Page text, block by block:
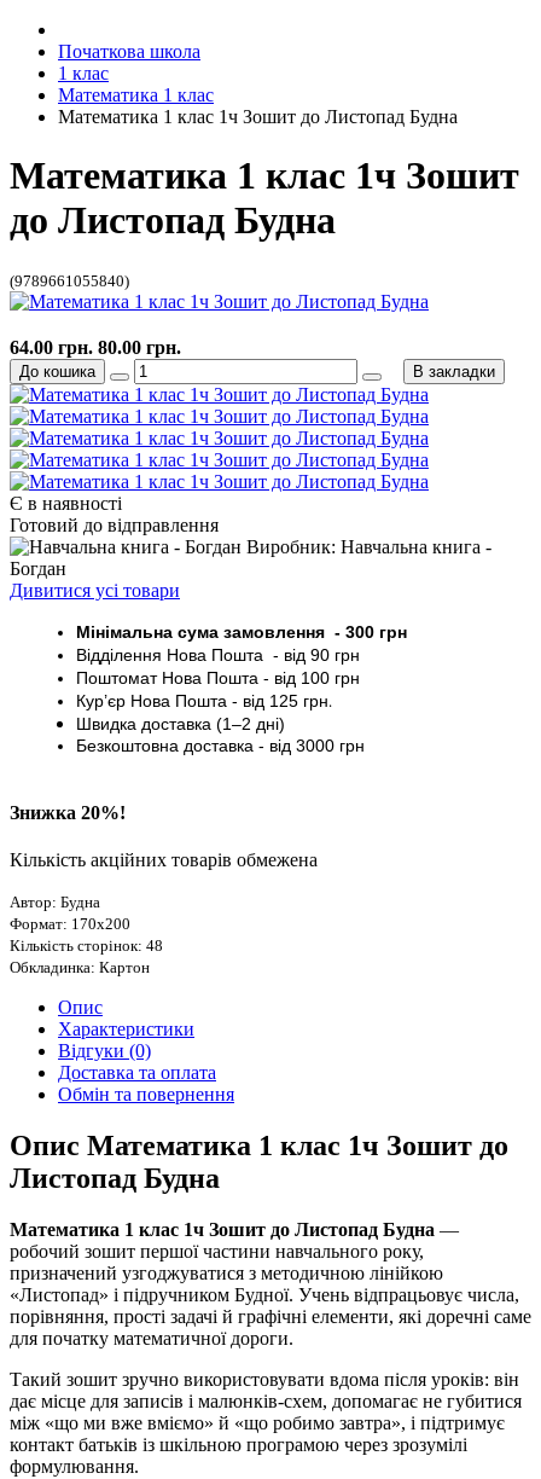
Початкова школа
1 клас
Математика 1 клас
Математика 1 клас 1ч Зошит до Листопад Будна
Математика 1 клас 1ч Зошит
до Листопад Будна
(9789661055840)
Є в наявності
Готовий до відправлення
Виробник: Навчальна книга -
Богдан
Дивитися усі товари
Мінімальна сума замовлення - 300 грн
Відділення Нова Пошта - від 90 грн
ПоштоматНова Пошта - від 100 грн
Кур’єр Нова Пошта - від 125 грн.
Швидка доставка (1–2 дні)
Безкоштовна доставка - від 3000 грн
Знижка 20%!
Кількість акційних товарів обмежена
Автор: Будна
Формат: 170х200
Кількість сторінок: 48
Обкладинка: Картон
64.00 грн. 80.00 грн.
До кошика В закладки
Опис
Характеристики
Відгуки (0)
Доставка та оплата
Обмін та повернення
Опис Математика 1 клас 1ч Зошит до
Листопад Будна
Математика 1 клас 1ч Зошит до Листопад Будна —
робочий зошит першої частини навчального року,
призначений узгоджуватися з методичною лінійкою
«Листопад» і підручником Будної. Учень відпрацьовує числа,
порівняння, прості задачі й графічні елементи, які доречні саме
для початку математичної дороги.
Такий зошит зручно використовувати вдома після уроків: він
дає місце для записів і малюнків-схем, допомагає не губитися
між «що ми вже вміємо» й «що робимо завтра», і підтримує
контакт батьків із шкільною програмою через зрозумілі
формулювання.